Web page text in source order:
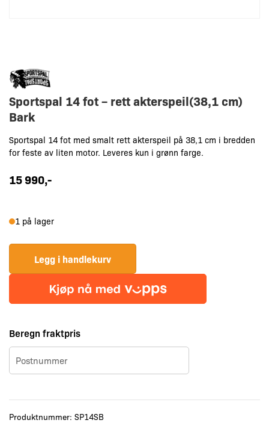
Sportspal 14 fot – rett akterspeil(38,1 cm)
Bark
Sportspal 14 fot med smalt rett akterspeil på 38,1 cm i bredden
for feste av liten motor. Leveres kun i grønn farge.
15 990,-
fot
akterspeil(38,1
antall
1 på lager
Legg i handlekurv
Beregn fraktpris
Produktnummer: SP14SB